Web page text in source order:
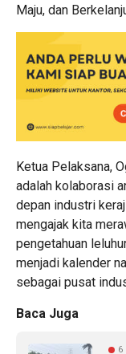
Maju, dan
Ketua Pelaksana,
adalah kolaborasi
depan industri
mengajak kita
pengetahuan
menjadi kalender
sebagai pusat
Baca Juga
6